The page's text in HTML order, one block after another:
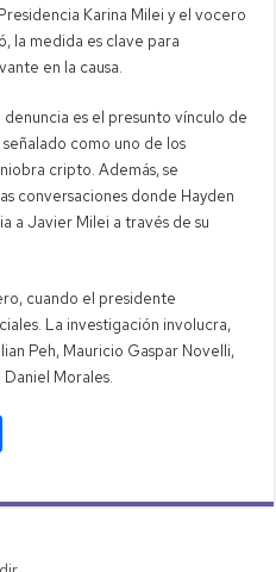
Karina Milei y el vocero
la medida es clave para
en la causa.
es el presunto vínculo de
como uno de los
cripto. Además, se
conversaciones donde Hayden
a Javier Milei a través de su
cuando el presidente
La investigación involucra,
Peh, Mauricio Gaspar Novelli,
Morales.
m